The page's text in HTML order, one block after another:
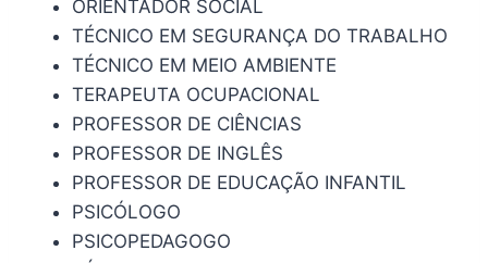
ORIENTADOR SOCIAL
TÉCNICO EM SEGURANÇA DO TRABALHO
TÉCNICO EM MEIO AMBIENTE
TERAPEUTA OCUPACIONAL
PROFESSOR DE CIÊNCIAS
PROFESSOR DE INGLÊS
PROFESSOR DE EDUCAÇÃO INFANTIL
PSICÓLOGO
PSICOPEDAGOGO